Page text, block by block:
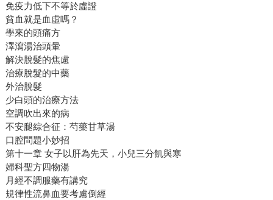
免疫力低下不等於虛證
貧血就是血虛嗎？
學來的頭痛方
澤瀉湯治頭暈
解決脫髮的焦慮
治療脫髮的中藥
外治脫髮
少白頭的治療方法
空調吹出來的病
不安腿綜合征：芍藥甘草湯
口腔問題小妙招
第十一章 女子以肝為先天，小兒三分飢與寒
婦科聖方四物湯
月經不調服藥有講究
規律性流鼻血要考慮倒經